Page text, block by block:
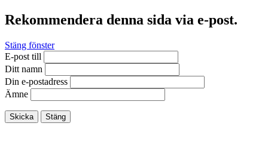
Rekommendera denna sida via e-post.
Stäng fönster
E-post till
Ditt namn
Din e-postadress
Ämne
Skicka Stäng